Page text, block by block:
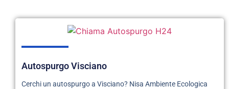
Autospurgo Visciano
Cerchi un autospurgo a Visciano? Nisa Ambiente Ecologica